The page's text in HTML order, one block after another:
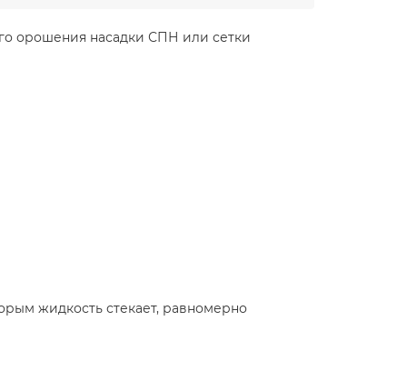
орошения насадки СПН или сетки
жидкость стекает, равномерно